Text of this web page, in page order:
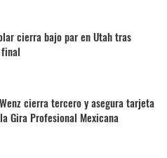
cierra bajo par en Utah tras
cierra tercero y asegura tarjeta
Gira Profesional Mexicana